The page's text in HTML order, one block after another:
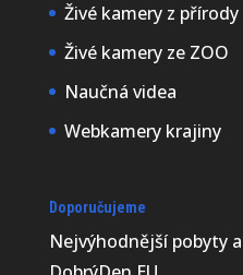
Živé kamery z přírody
Živé kamery ze ZOO
Naučná videa
Webkamery krajiny
Doporučujeme
Nejvýhodnější pobyty